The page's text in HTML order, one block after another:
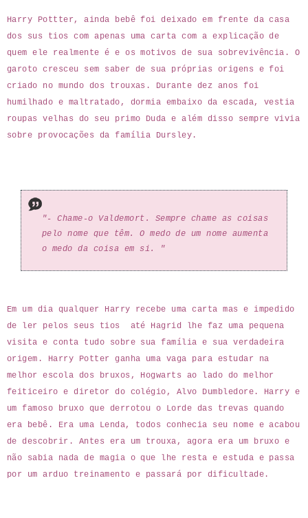
Harry Pottter, ainda bebê foi deixado em frente da casa
dos sus tios com apenas uma carta com a explicação de
quem ele realmente é e os motivos de sua sobrevivência. O
garoto cresceu sem saber de sua próprias origens e foi
criado no mundo dos trouxas. Durante dez anos foi
humilhado e maltratado, dormia embaixo da escada, vestia
roupas velhas do seu primo Duda e além disso sempre vivia
sobre provocações da família Dursley.
"- Chame-o Valdemort. Sempre chame as coisas
pelo nome que têm. O medo de um nome aumenta
o medo da coisa em si. "
Em um dia qualquer Harry recebe uma carta mas e impedido
de ler pelos seus tios até Hagrid lhe faz uma pequena
visita e conta tudo sobre sua família e sua verdadeira
origem. Harry Potter ganha uma vaga para estudar na
melhor escola dos bruxos, Hogwarts ao lado do melhor
feiticeiro e diretor do colégio, Alvo Dumbledore. Harry e
um famoso bruxo que derrotou o Lorde das trevas quando
era bebê. Era uma Lenda, todos conhecia seu nome e acabou
de descobrir. Antes era um trouxa, agora era um bruxo e
não sabia nada de magia o que lhe resta e estuda e passa
por um arduo treinamento e passará por dificultade.